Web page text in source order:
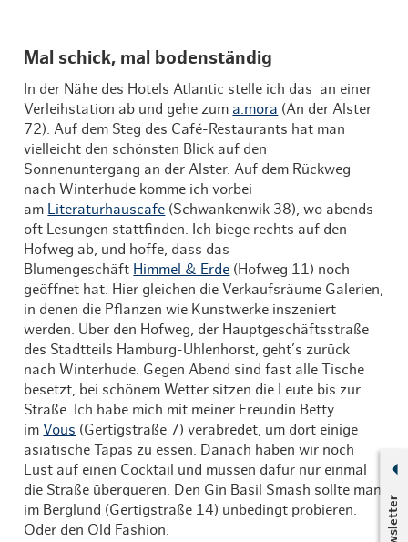
Newsletter
Mal schick, mal bodenständig
In der Nähe des Hotels Atlantic stelle ich das an einer
Verleihstation ab und gehe zum a.mora (An der Alster
72). Auf dem Steg des Café-Restaurants hat man
vielleicht den schönsten Blick auf den
Sonnenuntergang an der Alster. Auf dem Rückweg
nach Winterhude komme ich vorbei
am Literaturhauscafe (Schwankenwik 38), wo abends
oft Lesungen stattfinden. Ich biege rechts auf den
Hofweg ab, und hoffe, dass das
Blumengeschäft Himmel & Erde (Hofweg 11) noch
geöffnet hat. Hier gleichen die Verkaufsräume Galerien,
in denen die Pflanzen wie Kunstwerke inszeniert
werden. Über den Hofweg, der Hauptgeschäftsstraße
des Stadtteils Hamburg-Uhlenhorst, geht’s zurück
nach Winterhude. Gegen Abend sind fast alle Tische
besetzt, bei schönem Wetter sitzen die Leute bis zur
Straße. Ich habe mich mit meiner Freundin Betty
im Vous (Gertigstraße 7) verabredet, um dort einige
asiatische Tapas zu essen. Danach haben wir noch
Lust auf einen Cocktail und müssen dafür nur einmal
die Straße überqueren. Den Gin Basil Smash sollte man
im Berglund (Gertigstraße 14) unbedingt probieren.
Oder den Old Fashion.